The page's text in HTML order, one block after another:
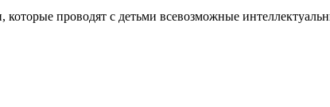
проводят с детьми всевозможные